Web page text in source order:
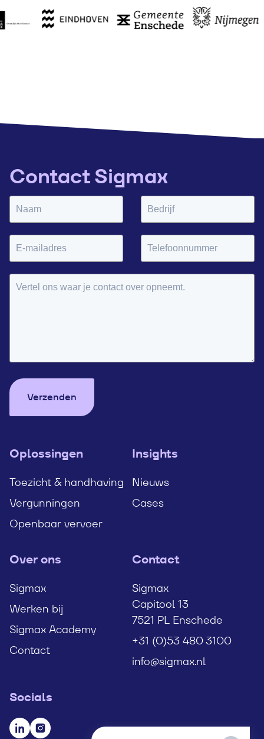
Contact Sigmax
Verzenden
Oplossingen
Toezicht & handhaving
Vergunningen
Openbaar vervoer
Insights
Nieuws
Cases
Over ons
Sigmax
Werken bij
Sigmax Academy
Contact
Contact
Sigmax
Capitool 13
7521 PL Enschede
+31 (0)53 480 3100
info@sigmax.nl
Socials
Bezoek onze LinkedIn pagina
Bezoek onze Instagram pagina